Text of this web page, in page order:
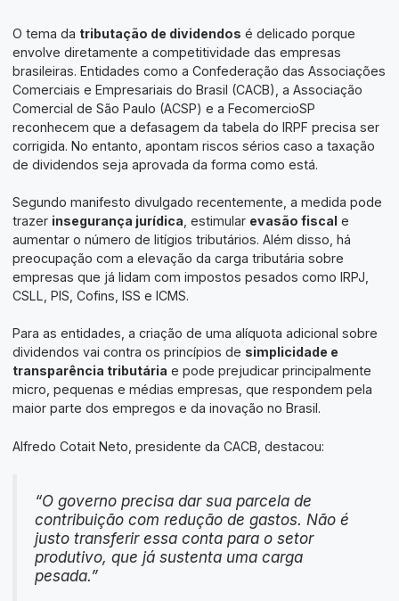
O tema da tributação de dividendos é delicado porque
envolve diretamente a competitividade das empresas
brasileiras. Entidades como a Confederação das Associações
Comerciais e Empresariais do Brasil (CACB), a Associação
Comercial de São Paulo (ACSP) e a FecomercioSP
reconhecem que a defasagem da tabela do IRPF precisa ser
corrigida. No entanto, apontam riscos sérios caso a taxação
de dividendos seja aprovada da forma como está.
Segundo manifesto divulgado recentemente, a medida pode
trazer insegurança jurídica , estimular evasão fiscal e
aumentar o número de litígios tributários. Além disso, há
preocupação com a elevação da carga tributária sobre
empresas que já lidam com impostos pesados como IRPJ,
CSLL, PIS, Cofins, ISS e ICMS.
Para as entidades, a criação de uma alíquota adicional sobre
dividendos vai contra os princípios de simplicidade e
transparência tributária e pode prejudicar principalmente
micro, pequenas e médias empresas, que respondem pela
maior parte dos empregos e da inovação no Brasil.
Alfredo Cotait Neto, presidente da CACB, destacou:
“O governo precisa dar sua parcela de
contribuição com redução de gastos. Não é
justo transferir essa conta para o setor
produtivo, que já sustenta uma carga
pesada.”